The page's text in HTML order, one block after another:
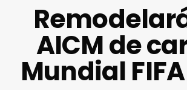
AICM de
Mundial